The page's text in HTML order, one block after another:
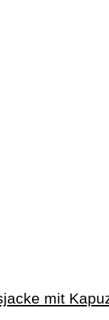
mit